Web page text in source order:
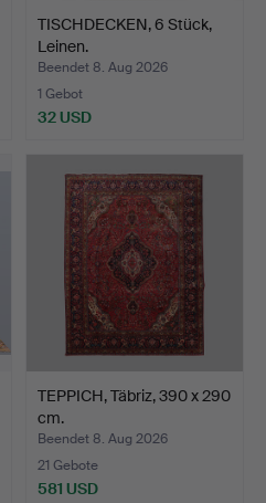
TISCHDECKEN, 6 Stück,
Leinen.
Beendet 8. Aug 2026
1 Gebot
32 USD
TEPPICH, Täbriz, 390 x 290
cm.
Beendet 8. Aug 2026
21 Gebote
581 USD